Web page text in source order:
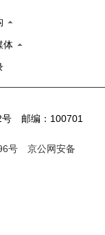
体
号 邮编：100701
号
京公网安备